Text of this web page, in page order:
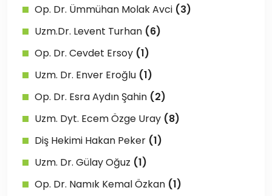
Op. Dr. Ümmühan Molak Avci (3)
Uzm.Dr. Levent Turhan (6)
Op. Dr. Cevdet Ersoy (1)
Uzm. Dr. Enver Eroğlu (1)
Op. Dr. Esra Aydın Şahin (2)
Uzm. Dyt. Ecem Özge Uray (8)
Diş Hekimi Hakan Peker (1)
Uzm. Dr. Gülay Oğuz (1)
Op. Dr. Namık Kemal Özkan (1)